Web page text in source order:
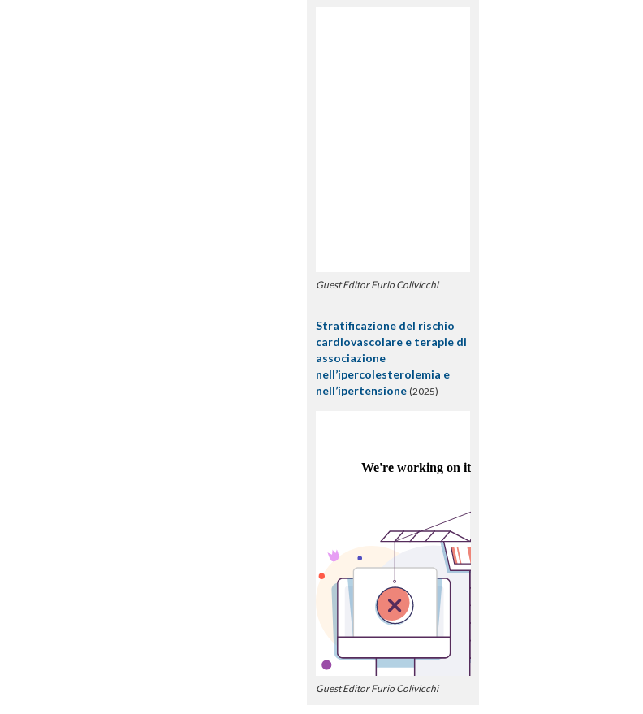
Guest Editor Furio Colivicchi
Stratificazione del rischio
cardiovascolare e terapie di
associazione
nell’ipercolesterolemia e
nell’ipertensione (2025)
Guest Editor Furio Colivicchi